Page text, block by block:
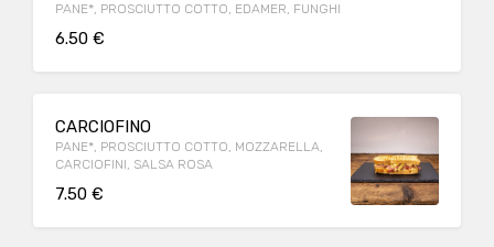
PANE*, PROSCIUTTO COTTO, EDAMER, FUNGHI
6.50 €
CARCIOFINO
PANE*, PROSCIUTTO COTTO, MOZZARELLA,
CARCIOFINI, SALSA ROSA
7.50 €